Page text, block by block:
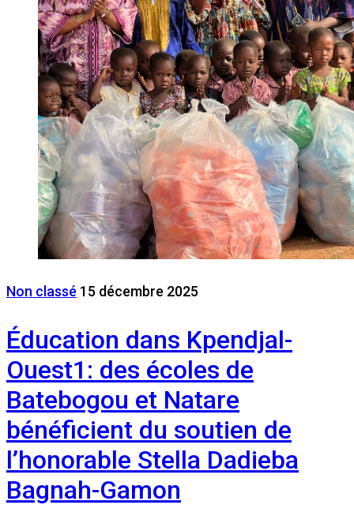
Non classé 15 décembre 2025
Éducation dans Kpendjal-
Ouest1: des écoles de
Batebogou et Natare
bénéficient du soutien de
l’honorable Stella Dadieba
Bagnah-Gamon